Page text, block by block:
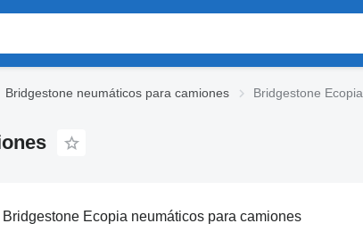
Bridgestone neumáticos para camiones Bridgestone Ecopia
Bridgestone Ecopia neumáticos para camiones